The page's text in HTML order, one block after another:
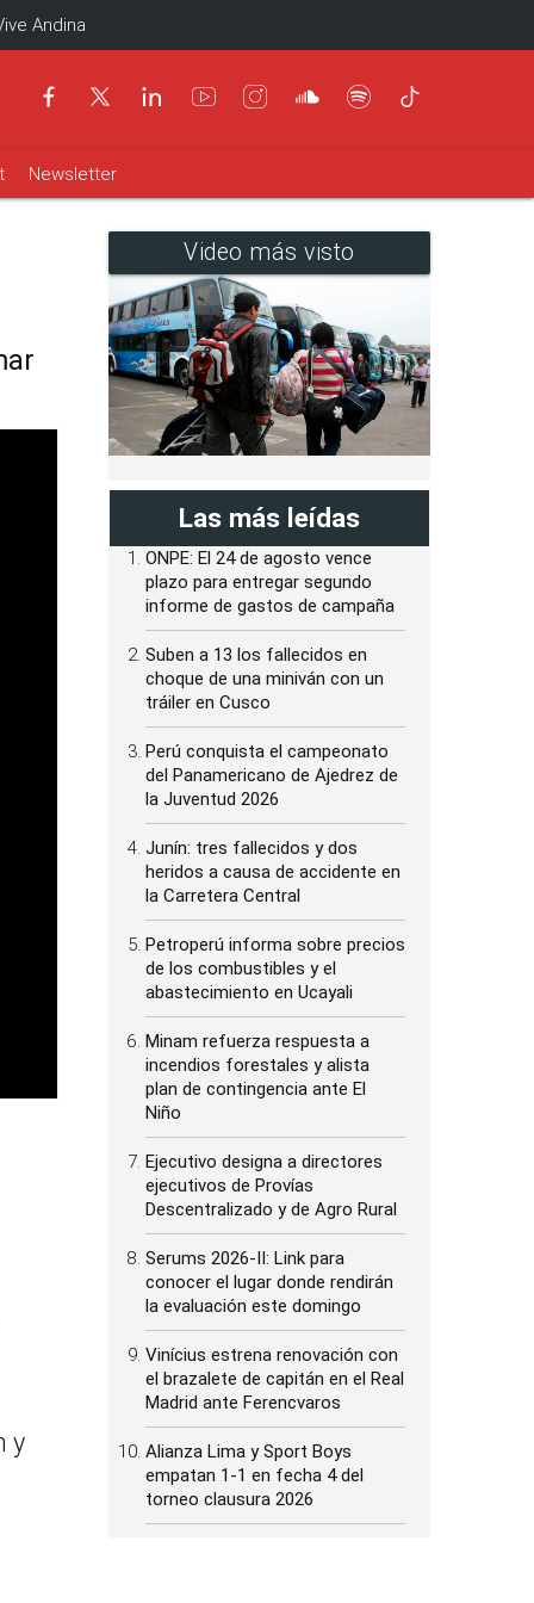
Andina
Newsletter
y
Video más visto
Las más leídas
ONPE: El 24 de agosto vence
plazo para entregar segundo
informe de gastos de campaña
Suben a 13 los fallecidos en
choque de una miniván con un
tráiler en Cusco
Perú conquista el campeonato
del Panamericano de Ajedrez de
la Juventud 2026
Junín: tres fallecidos y dos
heridos a causa de accidente en
la Carretera Central
Petroperú informa sobre precios
de los combustibles y el
abastecimiento en Ucayali
Minam refuerza respuesta a
incendios forestales y alista
plan de contingencia ante El
Niño
Ejecutivo designa a directores
ejecutivos de Provías
Descentralizado y de Agro Rural
Serums 2026-II: Link para
conocer el lugar donde rendirán
la evaluación este domingo
Vinícius estrena renovación con
el brazalete de capitán en el Real
Madrid ante Ferencvaros
Alianza Lima y Sport Boys
empatan 1-1 en fecha 4 del
torneo clausura 2026